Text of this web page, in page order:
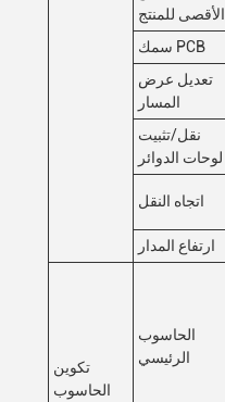
الأقصى للمنتج
سمك PCB
تعديل عرض
المسار
نقل/تثبيت
لوحات الدوائر
اتجاه النقل
ارتفاع المدار
تكوين
الحاسوب
الحاسوب
الرئيسي